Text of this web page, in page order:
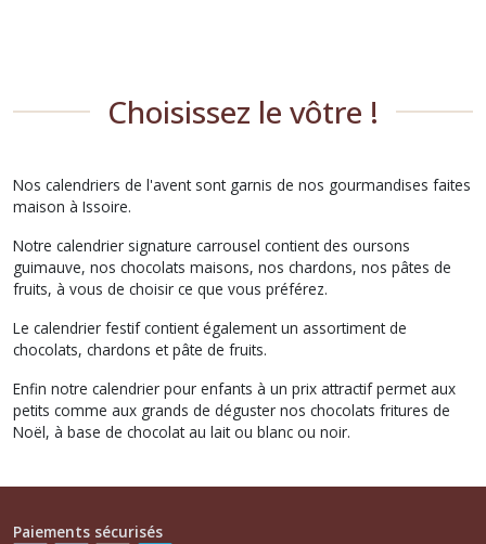
Choisissez le vôtre !
Nos calendriers de l'avent sont garnis de nos gourmandises faites
maison à Issoire.
Notre calendrier signature carrousel contient des oursons
guimauve, nos chocolats maisons, nos chardons, nos pâtes de
fruits, à vous de choisir ce que vous préférez.
Le calendrier festif contient également un assortiment de
chocolats, chardons et pâte de fruits.
Enfin notre calendrier pour enfants à un prix attractif permet aux
petits comme aux grands de déguster nos chocolats fritures de
Noël, à base de chocolat au lait ou blanc ou noir.
Paiements sécurisés